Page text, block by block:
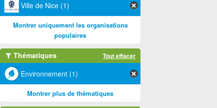
Ville de Nice (1)
Montrer uniquement les organisations
populaires
Thématiques Tout effacer
Environnement (1)
Montrer plus de thématiques